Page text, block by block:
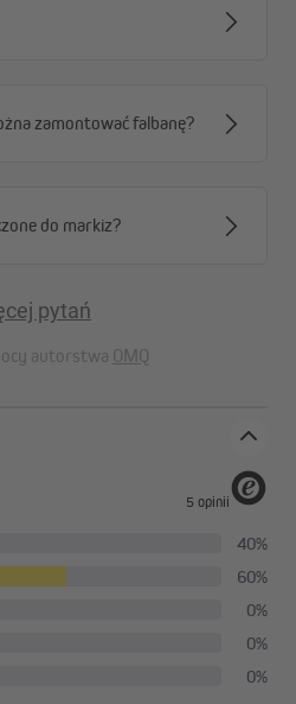
a jej wysięg sięga do 3,5
tkaniny poliestrowe
są w jaskrawych kolorach, na
zamontować falbanę?
do markiz?
pytań
autorstwa OMQ